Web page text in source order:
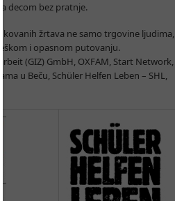
decom bez pratnje.
žrtava ne samo trgovine ljudima,
i opasnom putovanju.
(GIZ) GmbH, OXFAM, Start Network,
u Beču, Schüler Helfen Leben – SHL,